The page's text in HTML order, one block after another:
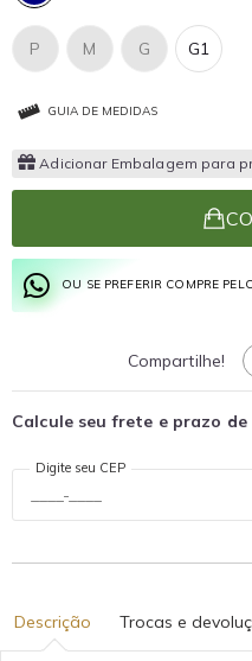
G1
G
M
P
GUIA DE MEDIDAS
Adicionar Embalagem para
OU SE PREFERIR COMPRE
Compartilhe!
Calcule seu frete e prazo
Digite seu CEP
Descrição Trocas e